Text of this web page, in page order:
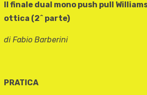
Il finale dual mono push pull
ottica (2^ parte)
di Fabio Barberini
PRATICA